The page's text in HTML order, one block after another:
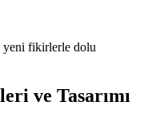
yeni fikirlerle dolu
ve Tasarımı